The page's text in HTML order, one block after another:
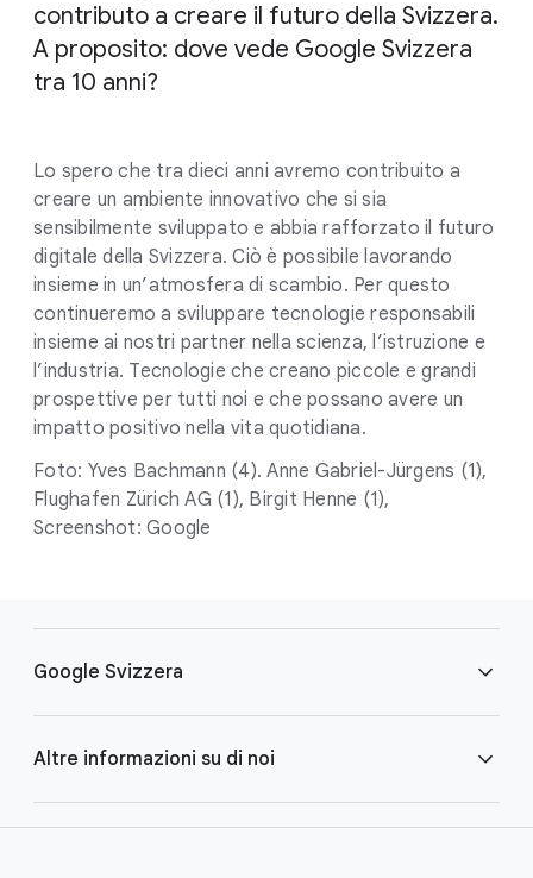
contributo a creare il futuro della Svizzera.
A proposito: dove vede Google Svizzera
tra 10 anni?
Lo spero che tra dieci anni avremo contribuito a
creare un ambiente innovativo che si sia
sensibilmente sviluppato e abbia rafforzato il futuro
digitale della Svizzera. Ciò è possibile lavorando
insieme in un’atmosfera di scambio. Per questo
continueremo a sviluppare tecnologie responsabili
insieme ai nostri partner nella scienza, l’istruzione e
l’industria. Tecnologie che creano piccole e grandi
prospettive per tutti noi e che possano avere un
impatto positivo nella vita quotidiana.
Foto: Yves Bachmann (4). Anne Gabriel-Jürgens (1),
Flughafen Zürich AG (1), Birgit Henne (1),
Screenshot: Google
Google Svizzera
Impronta
Brand Resource Center
Altre informazioni su di noi